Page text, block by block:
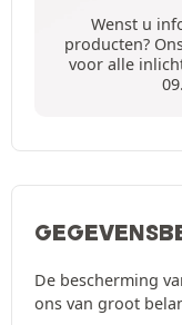
Wenst u
producten?
voor alle
De bescherming
ons van groot